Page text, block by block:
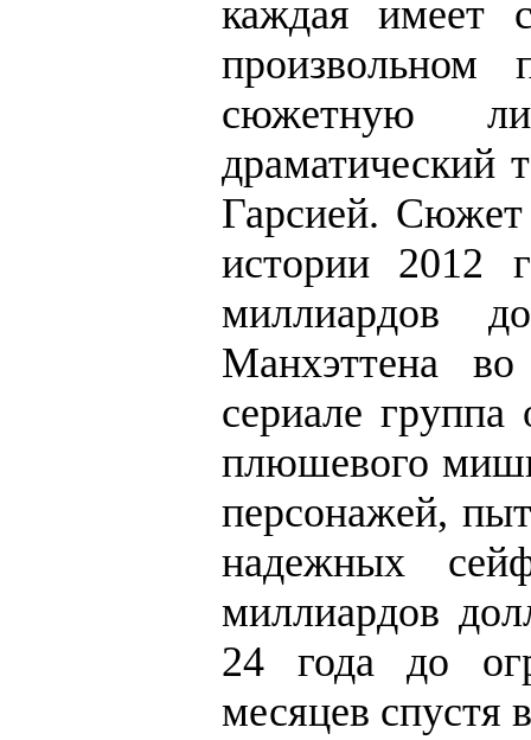
каждая имеет
произвольном
сюжетную
драматический
Гарсией. Сюжет
истории 2012
миллиардов
Манхэттена
сериале
плюшевого
персонажей,
надежных
миллиардов
24 года до
месяцев спустя